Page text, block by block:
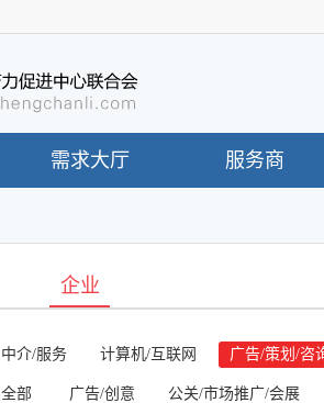
需求大厅 服务商
企业
中介/服务 计算机/互联网 广告/策划/咨
全部 广告/创意
公关/市场推广/会展